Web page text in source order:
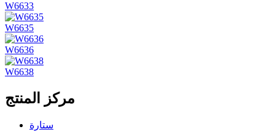
W6633
W6635
W6636
W6638
مركز المنتج
ستارة